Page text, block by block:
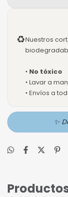
♻Nuestros
• No tóxico
• Lavar a
• Envíos a
✨